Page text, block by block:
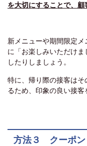
を大切にすることで、
新メニューや期間限定
に「お楽しみいただけ
したりしましょう。
特に、帰り際の接客は
るため、印象の良い接客
方法３ クーポン